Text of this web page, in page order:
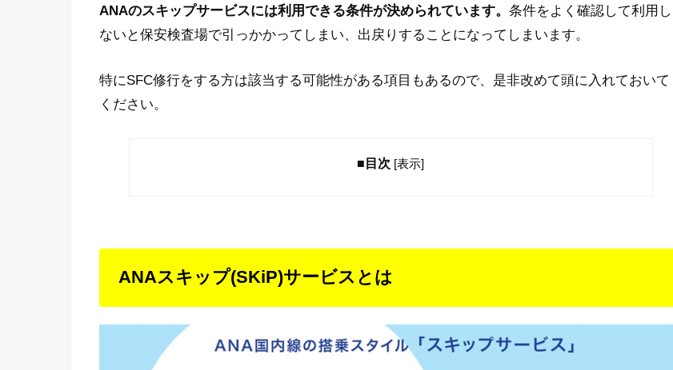
ANAのスキップサービスには利用できる条件が決められています。 条件をよく確認して利用し
ないと保安検査場で引っかかってしまい、出戻りすることになってしまいます。
特にSFC修行をする方は該当する可能性がある項目もあるので、是非改めて頭に入れておいて
ください。
■目次 [表示]
ANAスキップ(SKiP)サービスとは